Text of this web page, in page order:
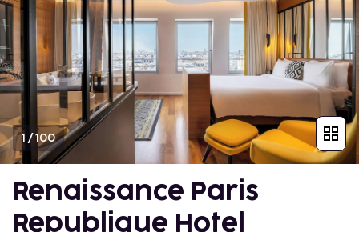
1 /100
Renaissance Paris
Republique Hotel